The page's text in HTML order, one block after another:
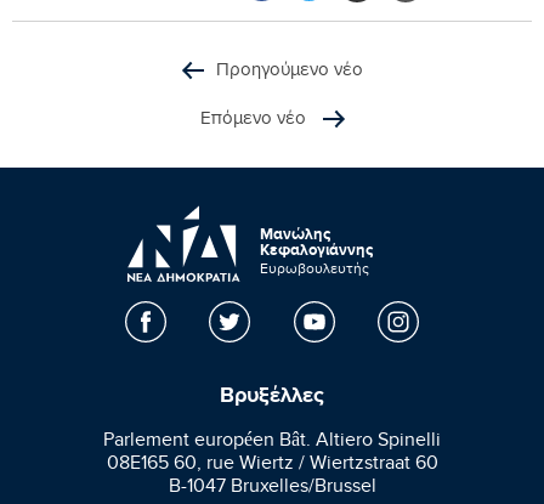
Προηγούμενο νέο
Επόμενο νέο
Μανώλης
Κεφαλογιάννης
Ευρωβουλευτής
Βρυξέλλες
Parlement européen Bât. Altiero Spinelli
08E165 60, rue Wiertz / Wiertzstraat 60
B-1047 Bruxelles/Brussel